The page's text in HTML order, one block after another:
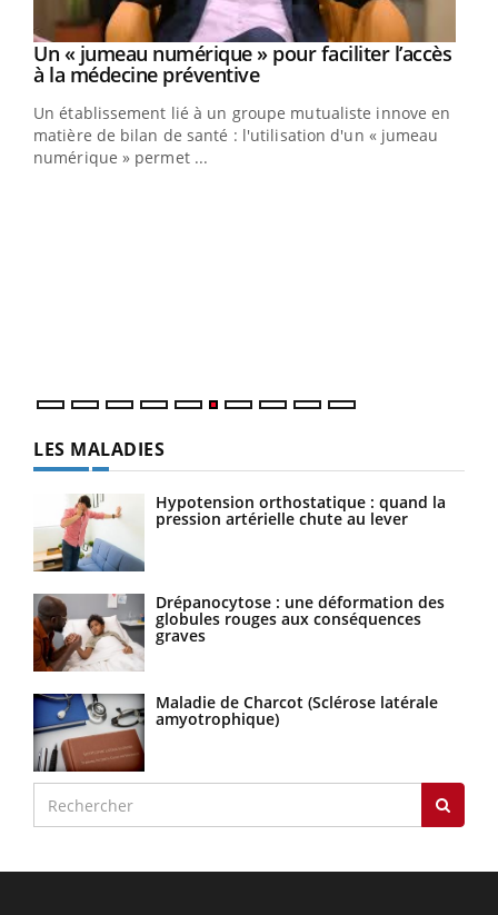
Youtube
Un « jumeau numérique » pour faciliter l’accès
à la médecine préventiveYoutube
Un établissement lié à un groupe mutualiste innove en
matière de bilan de santé : l'utilisation d'un « jumeau
numérique » permet ...
LES MALADIES
Hypotension orthostatique : quand la
pression artérielle chute au lever
Drépanocytose : une déformation des
globules rouges aux conséquences
graves
Maladie de Charcot (Sclérose latérale
amyotrophique)